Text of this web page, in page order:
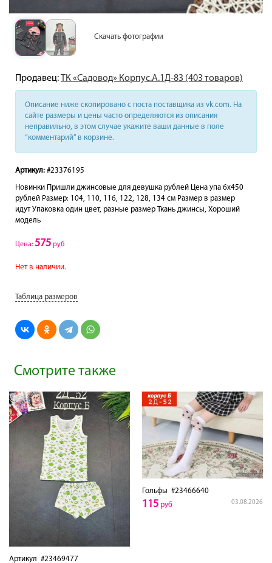
Скачать фотографии
Продавец:ТК «Садовод» Корпус.А.1Д-83 (403 товаров)
Описание ниже скопировано с поста поставщика из vk.com. На
сайте размеры и цены часто определяются из описания
неправильно, в этом случае укажите ваши данные в поле
“комментарий” в корзине.
Артикул: #23376195
Новинки Пришли джинсовые для девушка рублей Цена упа 6х450
рублей Размер: 104, 110, 116, 122, 128, 134 см Размер в размер
идут Упаковка один цвет, разные размер Ткань джинсы, Хороший
модель
Цена: 575 руб
Нет в наличии.
Таблица размеров
Смотрите также
Артикул #23469477
Гольфы #23466640
03.08.2026
115 руб